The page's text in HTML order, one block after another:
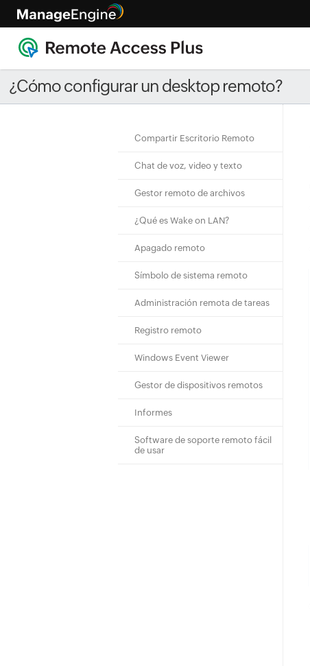
¿Cómo configurar un desktop remoto?
Compartir Escritorio Remoto
Chat de voz, video y texto
Gestor remoto de archivos
¿Qué es Wake on LAN?
Apagado remoto
Símbolo de sistema remoto
Administración remota de tareas
Registro remoto
Windows Event Viewer
Gestor de dispositivos remotos
Informes
Software de soporte remoto fácil
de usar